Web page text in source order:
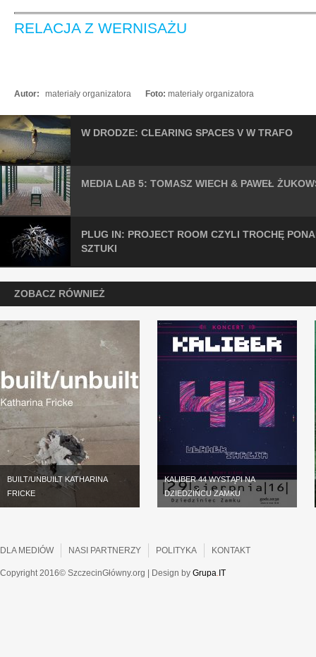
RELACJA Z WERNISAŻU
Autor: materiały organizatora Foto: materiały organizatora
W DRODZE: CLEARING SPACES V W TRAFO
MEDIA LAB 5: TOMASZ WIECH & PAWEŁ
PLUG IN: PROJECT ROOM CZYLI TROCHĘ
SZTUKI
ZOBACZ RÓWNIEŻ
BUILT/UNBUILT KATHARINA
FRICKE
KALIBER 44 WYSTĄPI NA
DZIEDZIŃCU ZAMKU
DLA MEDIÓW NASI PARTNERZY POLITYKA KONTAKT
Copyright 2016© SzczecinGłówny.org | Design by Grupa. IT